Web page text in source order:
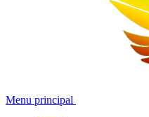
Menu principal